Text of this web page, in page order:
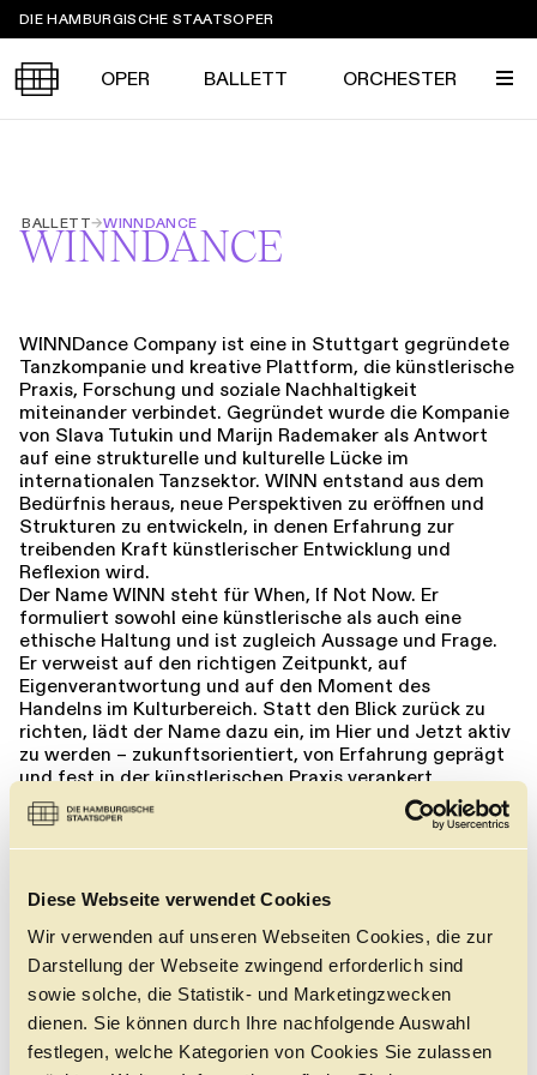
Diese Webseite verwendet Cookies
Wir verwenden auf unseren Webseiten Cookies, die zur
Darstellung der Webseite zwingend erforderlich sind
sowie solche, die Statistik- und Marketingzwecken
dienen. Sie können durch Ihre nachfolgende Auswahl
festlegen, welche Kategorien von Cookies Sie zulassen
DIE HAMBURGISCHE STAATSOPER
OPER BALLETT ORCHESTER
Suche
Termine
Alle Oper Ballett Konzert
PROGRAMM
Spielzeit 2026/2027 Premieren
Repertoire Konzerte Festivals
CLICK in
ÜBER UNS
Oper Ballett Orchester
Die Hamburgische Staatsoper
SERVICE
Tickets & Preise Ihr Besuch Abos
Führungen Jobs Kontakt
DANKEMEIN KONTO
BALLETT→WINNDANCE
WINNDANCE
WINNDance Company ist eine in Stuttgart gegründete
Tanzkompanie und kreative Plattform, die künstlerische
Praxis, Forschung und soziale Nachhaltigkeit
miteinander verbindet. Gegründet wurde die Kompanie
von Slava Tutukin und Marijn Rademaker als Antwort
auf eine strukturelle und kulturelle Lücke im
internationalen Tanzsektor. WINN entstand aus dem
Bedürfnis heraus, neue Perspektiven zu eröffnen und
Strukturen zu entwickeln, in denen Erfahrung zur
treibenden Kraft künstlerischer Entwicklung und
Reflexion wird.
Der Name WINN steht für When, If Not Now. Er
formuliert sowohl eine künstlerische als auch eine
ethische Haltung und ist zugleich Aussage und Frage.
Er verweist auf den richtigen Zeitpunkt, auf
Eigenverantwortung und auf den Moment des
Handelns im Kulturbereich. Statt den Blick zurück zu
richten, lädt der Name dazu ein, im Hier und Jetzt aktiv
zu werden – zukunftsorientiert, von Erfahrung geprägt
und fest in der künstlerischen Praxis verankert.
Im Zentrum von WINN steht ein Ensemble international
renommierter Tänzer:innen über 40, deren Karrieren das
internationale Ballett- und zeitgenössische
körperliches Wissen, ihre interpretatorische Tiefe und
Dimensionen des Ausdrucks auf der Bühne. Der
choreografische Schaffensprozess ist eng mit der
gelebten Erfahrung der Tänzer:innen verbunden;
Biografie, Erinnerung und künstlerische Reife werden
integraler Bestandteil der künstlerischen Arbeit.
In enger Zusammenarbeit mit kulturellen Institutionen,